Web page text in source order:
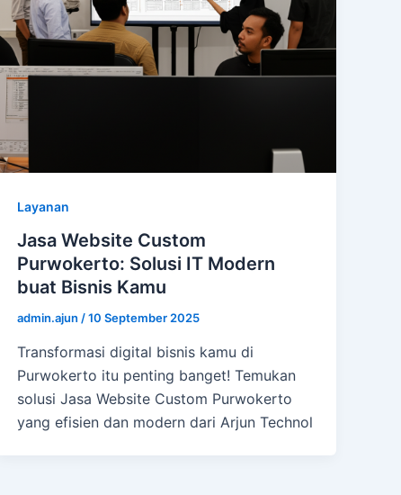
Layanan
Jasa Website Custom
Purwokerto: Solusi IT Modern
buat Bisnis Kamu
admin.ajun/10 September 2025
Transformasi digital bisnis kamu di
Purwokerto itu penting banget! Temukan
solusi Jasa Website Custom Purwokerto
yang efisien dan modern dari Arjun Technol